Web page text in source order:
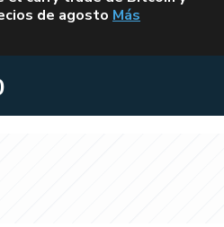
de agosto VUELVE EL
Más